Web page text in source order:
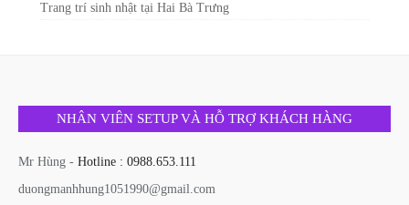
Trang trí sinh nhật tại Hai Bà Trưng
NHÂN VIÊN SETUP VÀ HỖ TRỢ KHÁCH HÀNG
Mr Hùng - Hotline : 0988.653.111
duongmanhhung1051990@gmail.com